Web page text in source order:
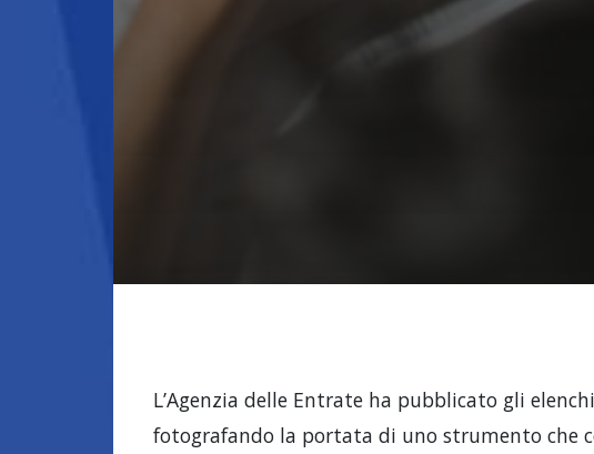
L’Agenzia delle Entrate ha pubblicato gli
fotografando la portata di uno strumento che